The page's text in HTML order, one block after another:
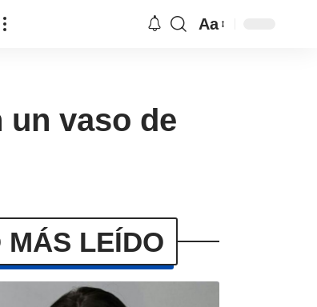
Aa
vaso de
MÁS LEÍDO